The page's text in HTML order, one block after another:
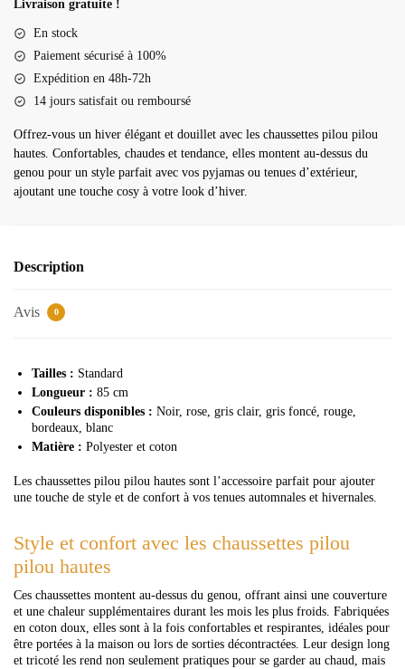
haute
Livraison gratuite !
En stock
Paiement sécurisé à 100%
Expédition en 48h-72h
14 jours satisfait ou remboursé
Offrez-vous un hiver élégant et douillet avec les chaussettes pilou pilou
hautes. Confortables, chaudes et tendance, elles montent au-dessus du
genou pour un style parfait avec vos pyjamas ou tenues d’extérieur,
ajoutant une touche cosy à votre look d’hiver.
Description
Avis 0
Tailles : Standard
Longueur : 85 cm
Couleurs disponibles : Noir, rose, gris clair, gris foncé, rouge,
bordeaux, blanc
Matière : Polyester et coton
Les chaussettes pilou pilou hautes sont l’accessoire parfait pour ajouter
une touche de style et de confort à vos tenues automnales et hivernales.
Style et confort avec les chaussettes pilou
pilou hautes
Ces chaussettes montent au-dessus du genou, offrant ainsi une couverture
et une chaleur supplémentaires durant les mois les plus froids. Fabriquées
en coton doux, elles sont à la fois confortables et respirantes, idéales pour
être portées à la maison ou lors de sorties décontractées. Leur design long
et tricoté les rend non seulement pratiques pour se garder au chaud, mais